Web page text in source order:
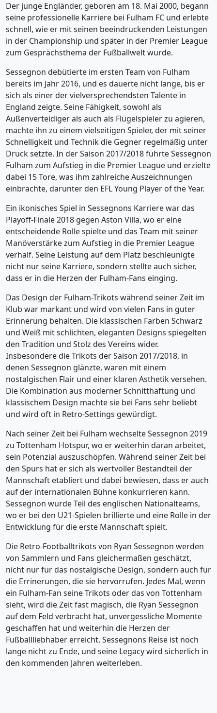
Der junge Engländer, geboren am 18. Mai 2000, begann
seine professionelle Karriere bei Fulham FC und erlebte
schnell, wie er mit seinen beeindruckenden Leistungen
in der Championship und später in der Premier League
zum Gesprächsthema der Fußballwelt wurde.
Sessegnon debütierte im ersten Team von Fulham
bereits im Jahr 2016, und es dauerte nicht lange, bis er
sich als einer der vielversprechendsten Talente in
England zeigte. Seine Fähigkeit, sowohl als
Außenverteidiger als auch als Flügelspieler zu agieren,
machte ihn zu einem vielseitigen Spieler, der mit seiner
Schnelligkeit und Technik die Gegner regelmäßig unter
Druck setzte. In der Saison 2017/2018 führte Sessegnon
Fulham zum Aufstieg in die Premier League und erzielte
dabei 15 Tore, was ihm zahlreiche Auszeichnungen
einbrachte, darunter den EFL Young Player of the Year.
Ein ikonisches Spiel in Sessegnons Karriere war das
Playoff-Finale 2018 gegen Aston Villa, wo er eine
entscheidende Rolle spielte und das Team mit seiner
Manöverstärke zum Aufstieg in die Premier League
verhalf. Seine Leistung auf dem Platz beschleunigte
nicht nur seine Karriere, sondern stellte auch sicher,
dass er in die Herzen der Fulham-Fans einging.
Das Design der Fulham-Trikots während seiner Zeit im
Klub war markant und wird von vielen Fans in guter
Erinnerung behalten. Die klassischen Farben Schwarz
und Weiß mit schlichten, eleganten Designs spiegelten
den Tradition und Stolz des Vereins wider.
Insbesondere die Trikots der Saison 2017/2018, in
denen Sessegnon glänzte, waren mit einem
nostalgischen Flair und einer klaren Ästhetik versehen.
Die Kombination aus moderner Schnitthaftung und
klassischem Design machte sie bei Fans sehr beliebt
und wird oft in Retro-Settings gewürdigt.
Nach seiner Zeit bei Fulham wechselte Sessegnon 2019
zu Tottenham Hotspur, wo er weiterhin daran arbeitet,
sein Potenzial auszuschöpfen. Während seiner Zeit bei
den Spurs hat er sich als wertvoller Bestandteil der
Mannschaft etabliert und dabei bewiesen, dass er auch
auf der internationalen Bühne konkurrieren kann.
Sessegnon wurde Teil des englischen Nationalteams,
wo er bei den U21-Spielen brillierte und eine Rolle in der
Entwicklung für die erste Mannschaft spielt.
Die Retro-Footballtrikots von Ryan Sessegnon werden
von Sammlern und Fans gleichermaßen geschätzt,
nicht nur für das nostalgische Design, sondern auch für
die Errinerungen, die sie hervorrufen. Jedes Mal, wenn
ein Fulham-Fan seine Trikots oder das von Tottenham
sieht, wird die Zeit fast magisch, die Ryan Sessegnon
auf dem Feld verbracht hat, unvergessliche Momente
geschaffen hat und weiterhin die Herzen der
Fußballliebhaber erreicht. Sessegnons Reise ist noch
lange nicht zu Ende, und seine Legacy wird sicherlich in
den kommenden Jahren weiterleben.